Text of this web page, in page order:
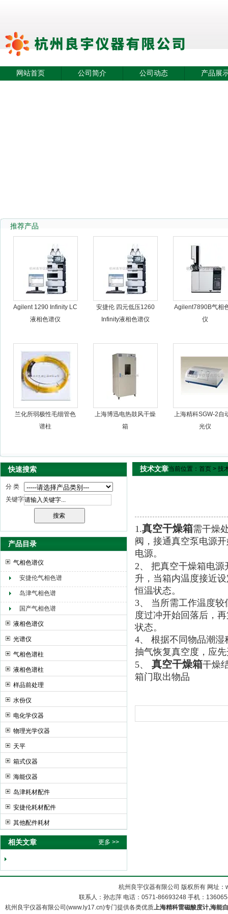
杭州良宇仪器有限公司
网站首页 公司简介 公司动态 产品展
推荐产品
Agilent 1290 Infinity LC
液相色谱仪
安捷伦 四元低压1260
Infinity液相色谱仪
Agilent7890B气相
仪
兰化所弱极性毛细管色
谱柱
上海博迅电热鼓风干燥
箱
上海精科SGW-2自
光仪
快速搜索
分 类
关键字
产品目录
气相色谱仪
安捷伦气相色谱
岛津气相色谱
国产气相色谱
液相色谱仪
光谱仪
气相色谱柱
液相色谱柱
样品前处理
水份仪
电化学仪器
物理光学仪器
天平
箱式仪器
海能仪器
岛津耗材配件
安捷伦耗材配件
其他配件耗材
相关文章 更多 >>
技术文章当前位置： 首页 > 技
1.真空干燥箱需干燥
阀，接通真空泵电源
电源。
2、 把真空干燥箱电源
升，当箱内温度接近
恒温状态。
3、 当所需工作温度
度过冲开始回落后，
状态。
4、 根据不同物品潮
抽气恢复真空度，应
5、
真空干燥箱干燥
箱门取出物品
杭州良宇仪器有限公司 版权所有 网址
联系人：孙志萍 电话：0571-86693248 手机：
杭州良宇仪器有限公司(www.ly17.cn)专门提供各类优质上海精科雷磁酸度计,海能